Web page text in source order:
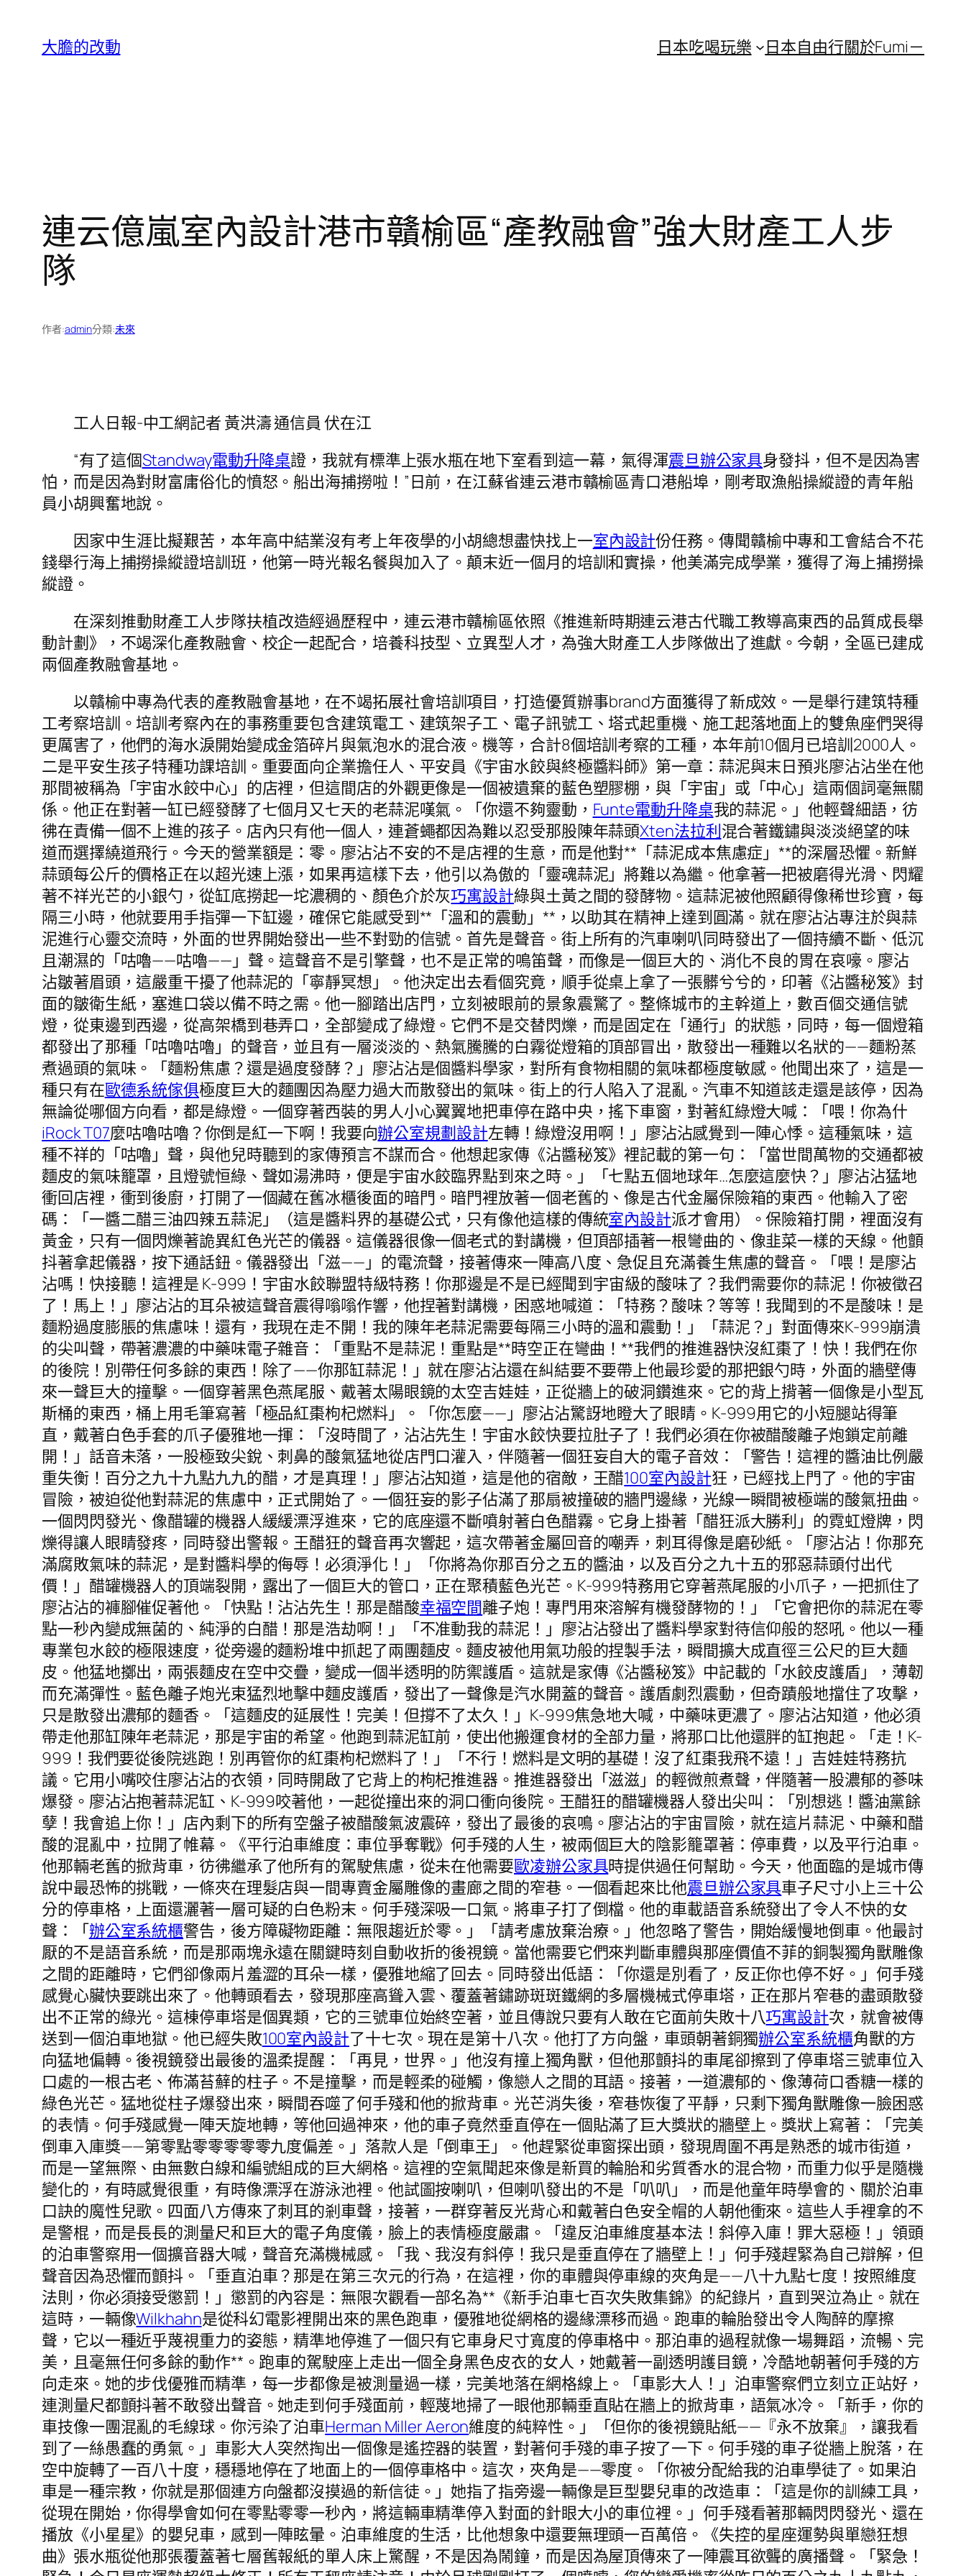
大膽的改動 日本吃喝玩樂 日本自由行關於Fumi－
連云億嵐室內設計港市贛榆區“產教融會”強大財產工人步
隊
作者:admin分類:未來
工人日報-中工網記者 黃洪濤 通信員 伏在江
“有了這個Standway電動升降桌證，我就有標準上張水瓶在地下室看到這一幕，氣得渾震旦辦公家具身發抖，但不是因為害
怕，而是因為對財富庸俗化的憤怒。船出海捕撈啦！”日前，在江蘇省連云港市贛榆區青口港船埠，剛考取漁船操縱證的青年船
員小胡興奮地說。
因家中生涯比擬艱苦，本年高中結業沒有考上年夜學的小胡總想盡快找上一室內設計份任務。傳聞贛榆中專和工會結合不花
錢舉行海上捕撈操縱證培訓班，他第一時光報名餐與加入了。顛末近一個月的培訓和實操，他美滿完成學業，獲得了海上捕撈操
縱證。
在深刻推動財產工人步隊扶植改造經過歷程中，連云港市贛榆區依照《推進新時期連云港古代職工教導高東西的品質成長舉
動計劃》，不竭深化產教融會、校企一起配合，培養科技型、立異型人才，為強大財產工人步隊做出了進獻。今朝，全區已建成
兩個產教融會基地。
以贛榆中專為代表的產教融會基地，在不竭拓展社會培訓項目，打造優質辦事brand方面獲得了新成效。一是舉行建筑特種
工考察培訓。培訓考察內在的事務重要包含建筑電工、建筑架子工、電子訊號工、塔式起重機、施工起落地面上的雙魚座們哭得
更厲害了，他們的海水淚開始變成金箔碎片與氣泡水的混合液。機等，合計8個培訓考察的工種，本年前10個月已培訓2000人。
二是平安生孩子特種功課培訓。重要面向企業擔任人、平安員《宇宙水餃與終極醬料師》第一章：蒜泥與末日預兆廖沾沾坐在他
那間被稱為「宇宙水餃中心」的店裡，但這間店的外觀更像是一個被遺棄的藍色塑膠棚，與「宇宙」或「中心」這兩個詞毫無關
係。他正在對著一缸已經發酵了七個月又七天的老蒜泥嘆氣。「你還不夠靈動， Funte電動升降桌我的蒜泥。」他輕聲細語，彷
彿在責備一個不上進的孩子。店內只有他一個人，連蒼蠅都因為難以忍受那股陳年蒜頭Xten法拉利混合著鐵鏽與淡淡絕望的味
道而選擇繞道飛行。今天的營業額是：零。廖沾沾不安的不是店裡的生意，而是他對**「蒜泥成本焦慮症」**的深層恐懼。新鮮
蒜頭每公斤的價格正在以超光速上漲，如果再這樣下去，他引以為傲的「靈魂蒜泥」將難以為繼。他拿著一把被磨得光滑、閃耀
著不祥光芒的小銀勺，從缸底撈起一坨濃稠的、顏色介於灰巧寓設計綠與土黃之間的發酵物。這蒜泥被他照顧得像稀世珍寶，每
隔三小時，他就要用手指彈一下缸邊，確保它能感受到**「溫和的震動」**，以助其在精神上達到圓滿。就在廖沾沾專注於與蒜
泥進行心靈交流時，外面的世界開始發出一些不對勁的信號。首先是聲音。街上所有的汽車喇叭同時發出了一個持續不斷、低沉
且潮濕的「咕嚕——咕嚕——」聲。這聲音不是引擎聲，也不是正常的鳴笛聲，而像是一個巨大的、消化不良的胃在哀嚎。廖沾
沾皺著眉頭，這嚴重干擾了他蒜泥的「寧靜冥想」。他決定出去看個究竟，順手從桌上拿了一張髒兮兮的，印著《沾醬秘笈》封
面的皺衛生紙，塞進口袋以備不時之需。他一腳踏出店門，立刻被眼前的景象震驚了。整條城市的主幹道上，數百個交通信號
燈，從東邊到西邊，從高架橋到巷弄口，全部變成了綠燈。它們不是交替閃爍，而是固定在「通行」的狀態，同時，每一個燈箱
都發出了那種「咕嚕咕嚕」的聲音，並且有一層淡淡的、熱氣騰騰的白霧從燈箱的頂部冒出，散發出一種難以名狀的——麵粉蒸
煮過頭的氣味。「麵粉焦慮？還是過度發酵？」廖沾沾是個醬料學家，對所有食物相關的氣味都極度敏感。他聞出來了，這是一
種只有在歐德系統傢俱極度巨大的麵團因為壓力過大而散發出的氣味。街上的行人陷入了混亂。汽車不知道該走還是該停，因為
無論從哪個方向看，都是綠燈。一個穿著西裝的男人小心翼翼地把車停在路中央，搖下車窗，對著紅綠燈大喊：「喂！你為什
iRock T07麼咕嚕咕嚕？你倒是紅一下啊！我要向辦公室規劃設計左轉！綠燈沒用啊！」廖沾沾感覺到一陣心悸。這種氣味，這
種不祥的「咕嚕」聲，與他兒時聽到的家傳預言不謀而合。他想起家傳《沾醬秘笈》裡記載的第一句：「當世間萬物的交通都被
麵皮的氣味籠罩，且燈號恒綠、聲如湯沸時，便是宇宙水餃臨界點到來之時。」「七點五個地球年…怎麼這麼快？」廖沾沾猛地
衝回店裡，衝到後廚，打開了一個藏在舊冰櫃後面的暗門。暗門裡放著一個老舊的、像是古代金屬保險箱的東西。他輸入了密
碼：「一醬二醋三油四辣五蒜泥」（這是醬料界的基礎公式，只有像他這樣的傳統室內設計派才會用）。保險箱打開，裡面沒有
黃金，只有一個閃爍著詭異紅色光芒的儀器。這儀器很像一個老式的對講機，但頂部插著一根彎曲的、像韭菜一樣的天線。他顫
抖著拿起儀器，按下通話鈕。儀器發出「滋——」的電流聲，接著傳來一陣高八度、急促且充滿養生焦慮的聲音。「喂！是廖沾
沾嗎！快接聽！這裡是 K-999！宇宙水餃聯盟特級特務！你那邊是不是已經聞到宇宙級的酸味了？我們需要你的蒜泥！你被徵召
了！馬上！」廖沾沾的耳朵被這聲音震得嗡嗡作響，他捏著對講機，困惑地喊道：「特務？酸味？等等！我聞到的不是酸味！是
麵粉過度膨脹的焦慮味！還有，我現在走不開！我的陳年老蒜泥需要每隔三小時的溫和震動！」「蒜泥？」對面傳來K-999崩潰
的尖叫聲，帶著濃濃的中藥味電子雜音：「重點不是蒜泥！重點是**時空正在彎曲！**我們的推進器快沒紅棗了！快！我們在你
的後院！別帶任何多餘的東西！除了——你那缸蒜泥！」就在廖沾沾還在糾結要不要帶上他最珍愛的那把銀勺時，外面的牆壁傳
來一聲巨大的撞擊。一個穿著黑色燕尾服、戴著太陽眼鏡的太空吉娃娃，正從牆上的破洞鑽進來。它的背上揹著一個像是小型瓦
斯桶的東西，桶上用毛筆寫著「極品紅棗枸杞燃料」。「你怎麼——」廖沾沾驚訝地瞪大了眼睛。K-999用它的小短腿站得筆
直，戴著白色手套的爪子優雅地一揮：「沒時間了，沾沾先生！宇宙水餃快要拉肚子了！我們必須在你被醋酸離子炮鎖定前離
開！」話音未落，一股極致尖銳、刺鼻的酸氣猛地從店門口灌入，伴隨著一個狂妄自大的電子音效：「警告！這裡的醬油比例嚴
重失衡！百分之九十九點九九的醋，才是真理！」廖沾沾知道，這是他的宿敵，王醋100室內設計狂，已經找上門了。他的宇宙
冒險，被迫從他對蒜泥的焦慮中，正式開始了。一個狂妄的影子佔滿了那扇被撞破的牆門邊緣，光線一瞬間被極端的酸氣扭曲。
一個閃閃發光、像醋罐的機器人緩緩漂浮進來，它的底座還不斷噴射著白色醋霧。它身上掛著「醋狂派大勝利」的霓虹燈牌，閃
爍得讓人眼睛發疼，同時發出警報。王醋狂的聲音再次響起，這次帶著金屬回音的嘲弄，刺耳得像是磨砂紙。「廖沾沾！你那充
滿腐敗氣味的蒜泥，是對醬料學的侮辱！必須淨化！」「你將為你那百分之五的醬油，以及百分之九十五的邪惡蒜頭付出代
價！」醋罐機器人的頂端裂開，露出了一個巨大的管口，正在聚積藍色光芒。K-999特務用它穿著燕尾服的小爪子，一把抓住了
廖沾沾的褲腳催促著他。「快點！沾沾先生！那是醋酸幸福空間離子炮！專門用來溶解有機發酵物的！」「它會把你的蒜泥在零
點一秒內變成無菌的、純淨的白醋！那是浩劫啊！」「不准動我的蒜泥！」廖沾沾發出了醬料學家對待信仰般的怒吼。他以一種
專業包水餃的極限速度，從旁邊的麵粉堆中抓起了兩團麵皮。麵皮被他用氣功般的捏製手法，瞬間擴大成直徑三公尺的巨大麵
皮。他猛地擲出，兩張麵皮在空中交疊，變成一個半透明的防禦護盾。這就是家傳《沾醬秘笈》中記載的「水餃皮護盾」，薄韌
而充滿彈性。藍色離子炮光束猛烈地擊中麵皮護盾，發出了一聲像是汽水開蓋的聲音。護盾劇烈震動，但奇蹟般地擋住了攻擊，
只是散發出濃郁的麵香。「這麵皮的延展性！完美！但撐不了太久！」K-999焦急地大喊，中藥味更濃了。廖沾沾知道，他必須
帶走他那缸陳年老蒜泥，那是宇宙的希望。他跑到蒜泥缸前，使出他搬運食材的全部力量，將那口比他還胖的缸抱起。「走！K-
999！我們要從後院逃跑！別再管你的紅棗枸杞燃料了！」「不行！燃料是文明的基礎！沒了紅棗我飛不遠！」吉娃娃特務抗
議。它用小嘴咬住廖沾沾的衣領，同時開啟了它背上的枸杞推進器。推進器發出「滋滋」的輕微煎煮聲，伴隨著一股濃郁的蔘味
爆發。廖沾沾抱著蒜泥缸、K-999咬著他，一起從撞出來的洞口衝向後院。王醋狂的醋罐機器人發出尖叫：「別想逃！醬油黨餘
孽！我會追上你！」店內剩下的所有空盤子被醋酸氣波震碎，發出了最後的哀鳴。廖沾沾的宇宙冒險，就在這片蒜泥、中藥和醋
酸的混亂中，拉開了帷幕。《平行泊車維度：車位爭奪戰》何手殘的人生，被兩個巨大的陰影籠罩著：停車費，以及平行泊車。
他那輛老舊的掀背車，彷彿繼承了他所有的駕駛焦慮，從未在他需要歐凌辦公家具時提供過任何幫助。今天，他面臨的是城市傳
說中最恐怖的挑戰，一條夾在理髮店與一間專賣金屬雕像的畫廊之間的窄巷。一個看起來比他震旦辦公家具車子尺寸小上三十公
分的停車格，上面還灑著一層可疑的白色粉末。何手殘深吸一口氣。將車子打了倒檔。他的車載語音系統發出了令人不快的女
聲：「辦公室系統櫃警告，後方障礙物距離：無限趨近於零。」「請考慮放棄治療。」他忽略了警告，開始緩慢地倒車。他最討
厭的不是語音系統，而是那兩塊永遠在關鍵時刻自動收折的後視鏡。當他需要它們來判斷車體與那座價值不菲的銅製獨角獸雕像
之間的距離時，它們卻像兩片羞澀的耳朵一樣，優雅地縮了回去。同時發出低語：「你還是別看了，反正你也停不好。」何手殘
感覺心臟快要跳出來了。他轉頭看去，發現那座高聳入雲、覆蓋著鏽跡斑斑鐵網的多層機械式停車塔，正在那片窄巷的盡頭散發
出不正常的綠光。這棟停車塔是個異類，它的三號車位始終空著，並且傳說只要有人敢在它面前失敗十八巧寓設計次，就會被傳
送到一個泊車地獄。他已經失敗100室內設計了十七次。現在是第十八次。他打了方向盤，車頭朝著銅獨辦公室系統櫃角獸的方
向猛地偏轉。後視鏡發出最後的溫柔提醒：「再見，世界。」他沒有撞上獨角獸，但他那顫抖的車尾卻擦到了停車塔三號車位入
口處的一根古老、佈滿苔蘚的柱子。不是撞擊，而是輕柔的碰觸，像戀人之間的耳語。接著，一道濃郁的、像薄荷口香糖一樣的
綠色光芒。猛地從柱子爆發出來，瞬間吞噬了何手殘和他的掀背車。光芒消失後，窄巷恢復了平靜，只剩下獨角獸雕像一臉困惑
的表情。何手殘感覺一陣天旋地轉，等他回過神來，他的車子竟然垂直停在一個貼滿了巨大獎狀的牆壁上。獎狀上寫著：「完美
倒車入庫獎——第零點零零零零零九度偏差。」落款人是「倒車王」。他趕緊從車窗探出頭，發現周圍不再是熟悉的城市街道，
而是一望無際、由無數白線和編號組成的巨大網格。這裡的空氣聞起來像是新買的輪胎和劣質香水的混合物，而重力似乎是隨機
變化的，有時感覺很重，有時像漂浮在游泳池裡。他試圖按喇叭，但喇叭發出的不是「叭叭」，而是他童年時學會的、關於泊車
口訣的魔性兒歌。四面八方傳來了刺耳的剎車聲，接著，一群穿著反光背心和戴著白色安全帽的人朝他衝來。這些人手裡拿的不
是警棍，而是長長的測量尺和巨大的電子角度儀，臉上的表情極度嚴肅。「違反泊車維度基本法！斜停入庫！罪大惡極！」領頭
的泊車警察用一個擴音器大喊，聲音充滿機械感。「我、我沒有斜停！我只是垂直停在了牆壁上！」何手殘趕緊為自己辯解，但
聲音因為恐懼而顫抖。「垂直泊車？那是在第三次元的行為，在這裡，你的車體與停車線的夾角是——八十九點七度！按照維度
法則，你必須接受懲罰！」懲罰的內容是：無限次觀看一部名為**《新手泊車七百次失敗集錦》的紀錄片，直到哭泣為止。就在
這時，一輛像Wilkhahn是從科幻電影裡開出來的黑色跑車，優雅地從網格的邊緣漂移而過。跑車的輪胎發出令人陶醉的摩擦
聲，它以一種近乎蔑視重力的姿態，精準地停進了一個只有它車身尺寸寬度的停車格中。那泊車的過程就像一場舞蹈，流暢、完
美，且毫無任何多餘的動作**。跑車的駕駛座上走出一個全身黑色皮衣的女人，她戴著一副透明護目鏡，冷酷地朝著何手殘的方
向走來。她的步伐優雅而精準，每一步都像是被測量過一樣，完美地落在網格線上。「車影大人！」泊車警察們立刻立正站好，
連測量尺都顫抖著不敢發出聲音。她走到何手殘面前，輕蔑地掃了一眼他那輛垂直貼在牆上的掀背車，語氣冰冷。「新手，你的
車技像一團混亂的毛線球。你污染了泊車Herman Miller Aeron維度的純粹性。」「但你的後視鏡貼紙——『永不放棄』，讓我看
到了一絲愚蠢的勇氣。」車影大人突然掏出一個像是遙控器的裝置，對著何手殘的車子按了一下。何手殘的車子從牆上脫落，在
空中旋轉了一百八十度，穩穩地停在了地面上的一個停車格中。這次，夾角是——零度。「你被分配給我的泊車學徒了。如果泊
車是一種宗教，你就是那個連方向盤都沒摸過的新信徒。」她指了指旁邊一輛像是巨型嬰兒車的改造車：「這是你的訓練工具，
從現在開始，你得學會如何在零點零零一秒內，將這輛車精準停入對面的針眼大小的車位裡。」何手殘看著那輛閃閃發光、還在
播放《小星星》的嬰兒車，感到一陣眩暈。泊車維度的生活，比他想象中還要無理頭一百萬倍。《失控的星座運勢與單戀狂想
曲》張水瓶從他那張覆蓋著七層舊報紙的單人床上驚醒，不是因為鬧鐘，而是因為屋頂傳來了一陣震耳欲聾的廣播聲。「緊急！